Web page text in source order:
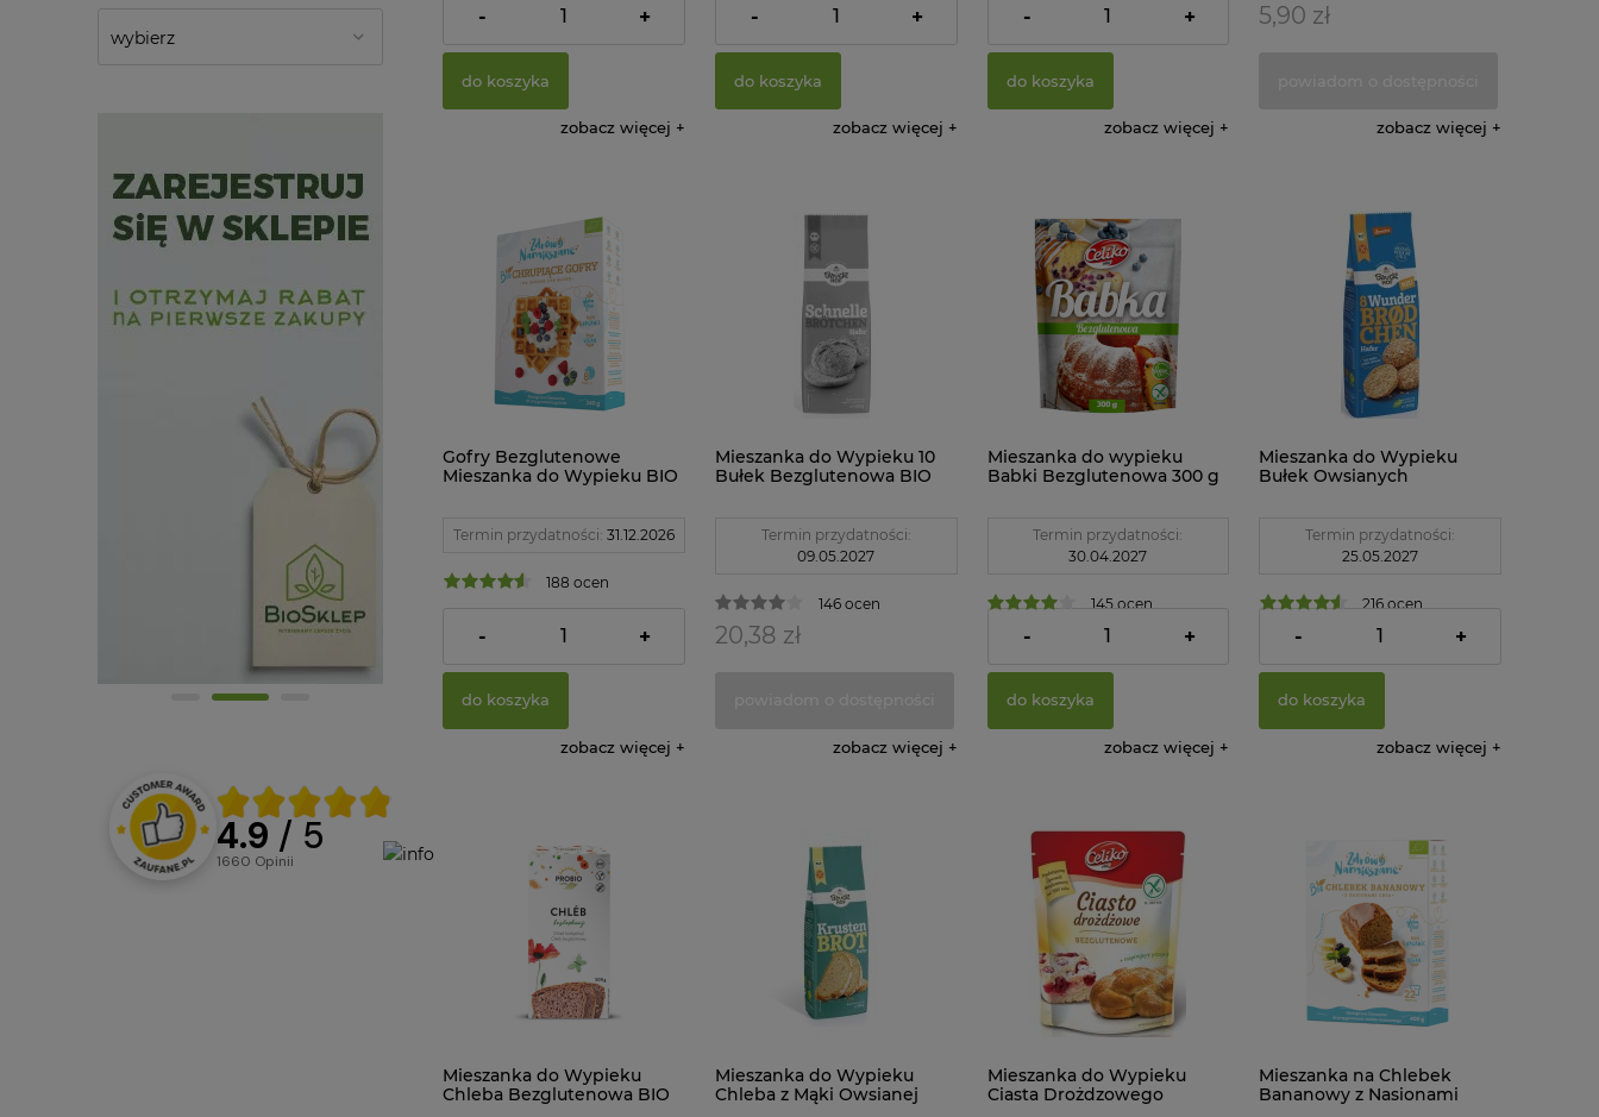
4.9 / 5
1660 opinii
14,53 zł
- +
do koszyka
zobacz więcej
12,86 zł
- +
do koszyka
zobacz więcej
14,04 zł
- +
do koszyka
zobacz więcej
5,90 zł
zobacz więcej
Gofry Bezglutenowe
Mieszanka do Wypieku BIO
Termin przydatności: 31.12.2026
188 ocen
14,45 zł
- +
do koszyka
zobacz więcej
Mieszanka do Wypieku 10
Bułek Bezglutenowa BIO
Termin przydatności:
09.05.2027
146 ocen
20,38 zł
zobacz więcej
Mieszanka do wypieku
Babki Bezglutenowa 300 g
Termin przydatności:
30.04.2027
145 ocen
8,34 zł
- +
do koszyka
zobacz więcej
Mieszanka do Wypieku
Bułek Owsianych
Termin przydatności:
25.05.2027
216 ocen
20,38 zł
- +
do koszyka
zobacz więcej
Mieszanka do Wypieku
Chleba Bezglutenowa BIO
Mieszanka do Wypieku
Chleba z Mąki Owsianej
Mieszanka do Wypieku
Ciasta Drożdzowego
Mieszanka na Chlebek
Bananowy z Nasionami